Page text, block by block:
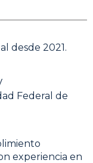
desde 2021.
Federal de
experiencia en